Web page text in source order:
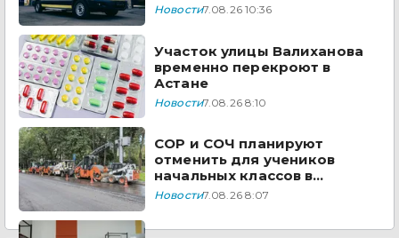
Новости7.08.26 10:36
Участок улицы Валиханова
временно перекроют в
Астане
Новости7.08.26 8:10
СОР и СОЧ планируют
отменить для учеников
начальных классов в
Казахстане
Новости7.08.26 8:07